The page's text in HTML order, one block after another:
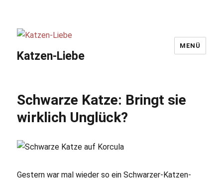
Katzen-Liebe
MENÜ
Schwarze Katze: Bringt sie
wirklich Unglück?
Gestern war mal wieder so ein Schwarzer-Katzen-